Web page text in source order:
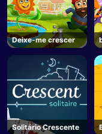
Deixe-me crescer
Solitário Crescente